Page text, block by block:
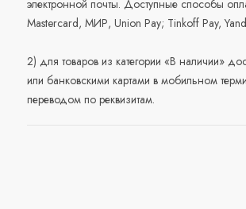
электронной почты. Доступные способы
Mastercard, МИР, Union Pay; Tinkoff Pay,
2) для товаров из категории «В наличии»
или банковскими картами в мобильном
переводом по реквизитам.